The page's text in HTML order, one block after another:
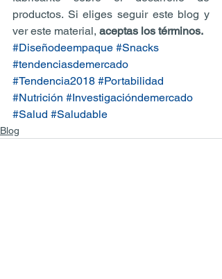
productos. Si eliges seguir este blog y
ver este material, aceptas los términos.
#Diseñodeempaque #Snacks
#tendenciasdemercado
#Tendencia2018 #Portabilidad
#Nutrición #Investigacióndemercado
#Salud #Saludable
Blog